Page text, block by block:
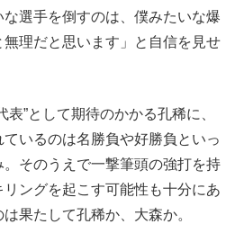
選手を倒すのは、僕みたいな爆
理だと思います」と自信を見せ
”として期待のかかる孔稀に、
いるのは名勝負や好勝負といっ
そのうえで一撃筆頭の強打を持
ングを起こす可能性も十分にあ
は果たして孔稀か、大森か。